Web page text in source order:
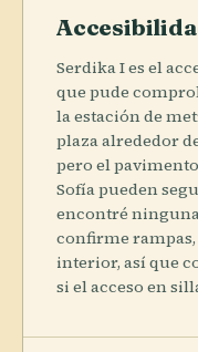
Serdika I es el
que pude
la estación de
plaza alrededor
pero el
Sofía pueden
encontré
confirme
interior, así que
si el acceso en